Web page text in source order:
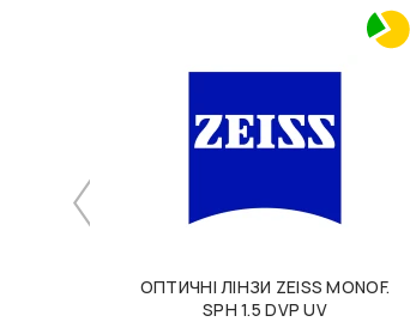
ОПТИЧНІ ЛІНЗИ ZEISS MONOF.
SPH 1.5 DVP UV